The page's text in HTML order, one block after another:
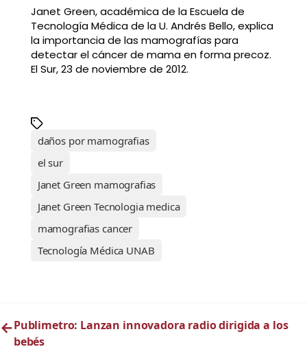
Janet Green, académica de la Escuela de
Tecnología Médica de la U. Andrés Bello, explica
la importancia de las mamografías para
detectar el cáncer de mama en forma precoz.
El Sur, 23 de noviembre de 2012.
daños por mamografias
el sur
Janet Green mamografias
Janet Green Tecnologia medica
mamografias cancer
Tecnología Médica UNAB
←Publimetro: Lanzan innovadora radio dirigida a los
bebés